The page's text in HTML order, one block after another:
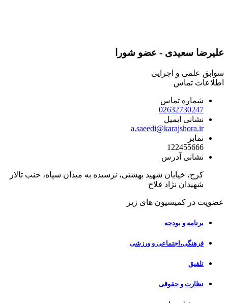
علیرضا سعیدی - عضو شورا
سوابق علمی و اجرایی
اطلاعات تماس
شماره تماس
02632730247
نشانی ایمیل
a.saeedi@karajshora.ir
نمابر
122455666
نشانی آدرس
کرج، خیابان شهید بهشتی، نرسیده به میدان سپاه، جنب تالار
شهیدان نژاد فلاح
عضویت در کمیسیون های زیر
برنامه و بودجه
فرهنگی،اجتماعی و ورزشی
تلفیق
نظارت و حقوقی